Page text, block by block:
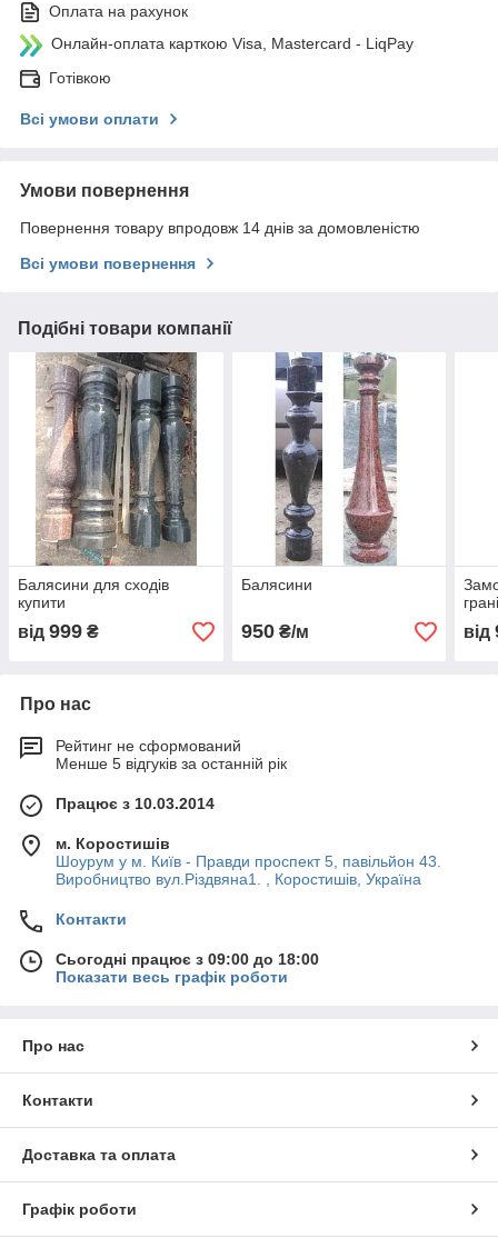
Оплата на рахунок
Онлайн-оплата карткою Visa, Mastercard - LiqPay
Готівкою
Всі умови оплати
Умови повернення
Повернення товару впродовж 14 днів за домовленістю
Всі умови повернення
Подібні товари компанії
Балясини для сходів
купити
від 999 ₴
Балясини
950₴/м від
Про нас
Рейтинг не сформований
Менше 5 відгуків за останній рік
Працює з 10.03.2014
м. Коростишів
Шоурум у м. Київ - Правди проспект 5, павільйон 43.
Виробництво вул.Різдвяна1. , Коростишів, Україна
Контакти
Сьогодні працює з 09:00 до 18:00
Показати весь графік роботи
Про нас
Контакти
Доставка та оплата
Графік роботи